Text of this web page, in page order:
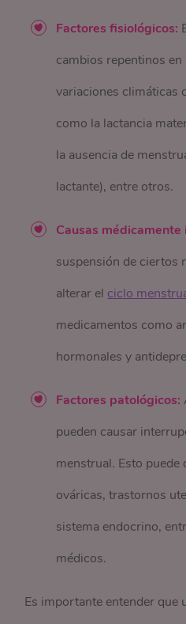
Factores fisiológicos:
cambios repentinos
variaciones climáticas
como la lactancia
la ausencia de
lactante), entre otros.
Causas médicamente
suspensión de ciertos
alterar el ciclo
medicamentos como
hormonales y
Factores patológicos:
pueden causar
menstrual. Esto puede
ováricas, trastornos
sistema endocrino,
médicos.
Es importante entender que